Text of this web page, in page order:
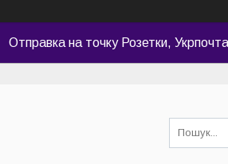
Отправка на точку Розетки,